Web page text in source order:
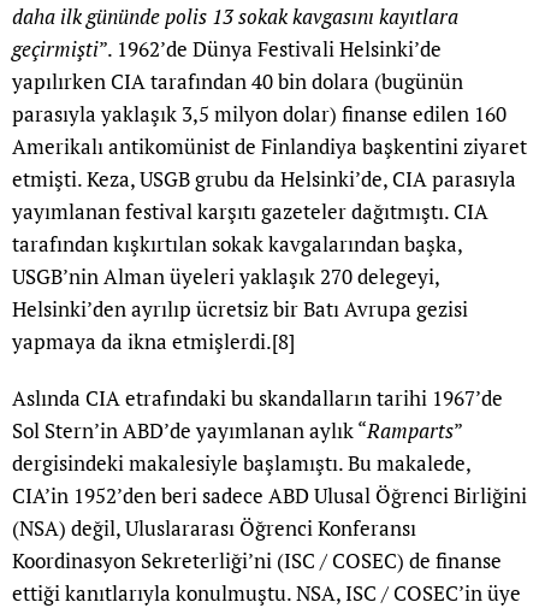
daha ilk gününde polis 13 sokak kavgasını kayıtlara
geçirmişti”. 1962’de Dünya Festivali Helsinki’de
yapılırken CIA tarafından 40 bin dolara (bugünün
parasıyla yaklaşık 3,5 milyon dolar) finanse edilen 160
Amerikalı antikomünist de Finlandiya başkentini ziyaret
etmişti. Keza, USGB grubu da Helsinki’de, CIA parasıyla
yayımlanan festival karşıtı gazeteler dağıtmıştı. CIA
tarafından kışkırtılan sokak kavgalarından başka,
USGB’nin Alman üyeleri yaklaşık 270 delegeyi,
Helsinki’den ayrılıp ücretsiz bir Batı Avrupa gezisi
yapmaya da ikna etmişlerdi.[8]
Aslında CIA etrafındaki bu skandalların tarihi 1967’de
Sol Stern’in ABD’de yayımlanan aylık “Ramparts”
dergisindeki makalesiyle başlamıştı. Bu makalede,
CIA’in 1952’den beri sadece ABD Ulusal Öğrenci Birliğini
(NSA) değil, Uluslararası Öğrenci Konferansı
Koordinasyon Sekreterliği’ni (ISC / COSEC) de finanse
ettiği kanıtlarıyla konulmuştu. NSA, ISC / COSEC’in üye